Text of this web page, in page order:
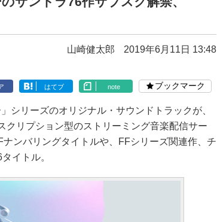
山崎健太郎 2019年6月11日 13:48
はてブ note ブックマーク
シリーズのオリジナル・サウンドトラックが、
クリプション型のストリーミング音楽配信サー
ンバリングタイトルや、FFシリーズ関連作、チ
イトル。